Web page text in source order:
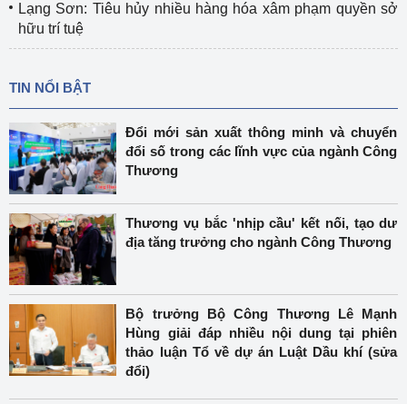
Lạng Sơn: Tiêu hủy nhiều hàng hóa xâm phạm quyền sở
hữu trí tuệ
TIN NỔI BẬT
Đổi mới sản xuất thông minh và chuyển
đổi số trong các lĩnh vực của ngành Công
Thương
Thương vụ bắc 'nhịp cầu' kết nối, tạo dư
địa tăng trưởng cho ngành Công Thương
Bộ trưởng Bộ Công Thương Lê Mạnh
Hùng giải đáp nhiều nội dung tại phiên
thảo luận Tổ về dự án Luật Dầu khí (sửa
đổi)